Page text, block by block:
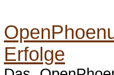
Erfolge